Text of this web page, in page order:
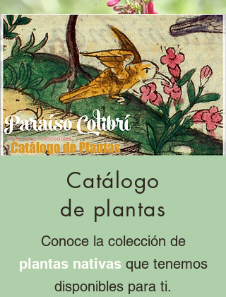
Catálogo
de plantas
Conoce la colección de
plantas nativas que tenemos
disponibles para ti.